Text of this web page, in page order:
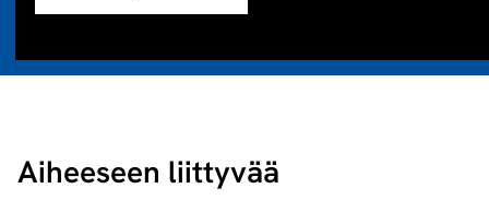
Aiheeseen liittyvää